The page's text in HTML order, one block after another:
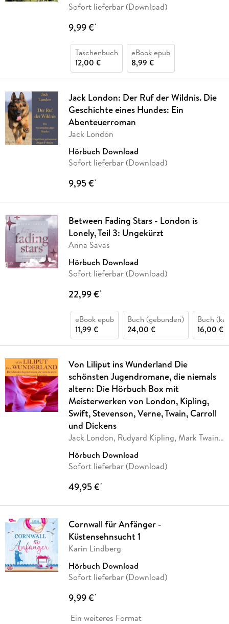
Sofort lieferbar (Download)
9,99 €*
Taschenbuch
12,00 €
eBook epub
8,99 €
Jack London: Der Ruf der Wildnis. Die
Geschichte eines Hundes: Ein
Abenteuerroman
Jack London
Hörbuch Download
Sofort lieferbar (Download)
9,95 €*
Between Fading Stars - London is
Lonely, Teil 3: Ungekürzt
Anna Savas
Hörbuch Download
Sofort lieferbar (Download)
22,99 €*
eBook epub
11,99 €
Buch (gebunden)
24,00 €
Buch
16,00 €
Von Liliput ins Wunderland Die
schönsten Jugendromane, die niemals
altern: Die Hörbuch Box mit
Meisterwerken von London, Kipling,
Swift, Stevenson, Verne, Twain, Carroll
und Dickens
Jack London, Rudyard Kipling, Mark Twain,
Hörbuch Download
Sofort lieferbar (Download)
49,95 €*
Cornwall für Anfänger -
Küstensehnsucht 1
Karin Lindberg
Hörbuch Download
Sofort lieferbar (Download)
9,99 €*
Ein weiteres Format